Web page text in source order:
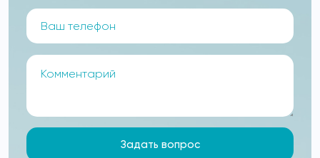
Задать вопрос